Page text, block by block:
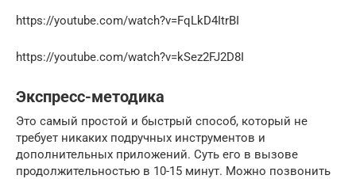
https://youtube.com/watch?v=FqLkD4ItrBI
https://youtube.com/watch?v=kSez2FJ2D8I
Экспресс-методика
Это самый простой и быстрый способ, который не
требует никаких подручных инструментов и
дополнительных приложений. Суть его в вызове
продолжительностью в 10-15 минут. Можно позвонить